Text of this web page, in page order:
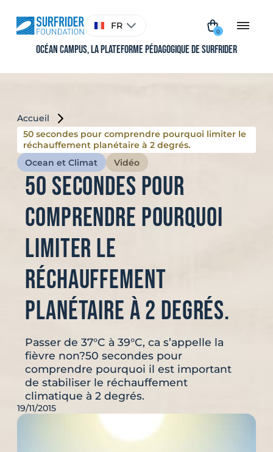
contenu
Choisir
une
FR
0
Océan Campus, La plateforme pédagogique de Surfrider
Accueil
50 secondes pour comprendre pourquoi limiter le
réchauffement planétaire à 2 degrés.
Ocean et Climat
Vidéo
50 secondes pour
comprendre pourquoi
limiter le
réchauffement
planétaire à 2 degrés.
Passer de 37°C à 39°C, ca s’appelle la
fièvre non?50 secondes pour
comprendre pourquoi il est important
de stabiliser le réchauffement
climatique à 2 degrés.
19/11/2015